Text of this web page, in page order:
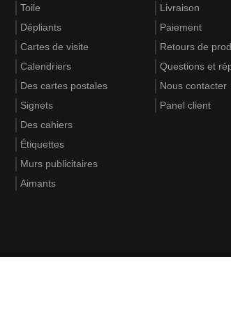
Toile
Dépliants
Cartes de visite
Calendriers
Des cartes postales
Signets
Des cahiers
Étiquettes
Murs publicitaires
Aimants
Livraison
Paiement
Retours de
Questions et
Nous contacter
Panel client